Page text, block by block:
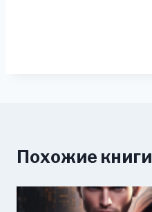
Похожие книги